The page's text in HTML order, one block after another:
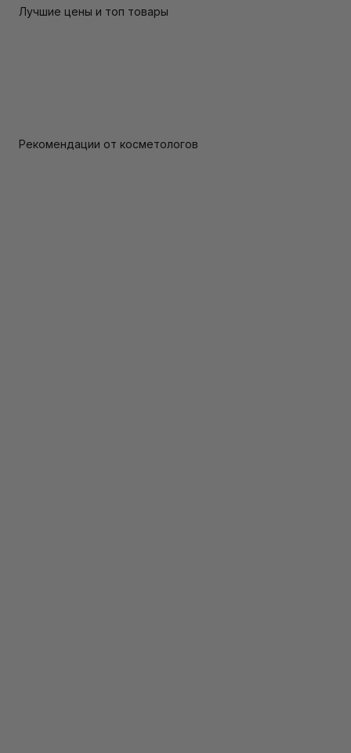
Лучшие цены и топ товары
Рекомендации от косметологов